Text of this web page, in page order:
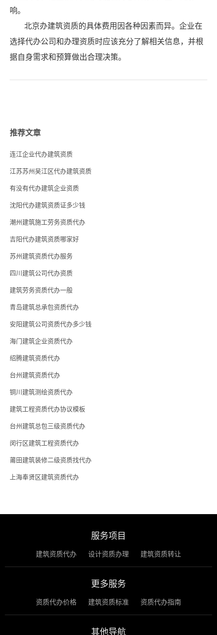
响。
北京办建筑资质的具体费用因各种因素而异。企业在
选择代办公司和办理资质时应该充分了解相关信息，并根
据自身需求和预算做出合理决策。
推荐文章
连江企业代办建筑资质
江苏苏州吴江区代办建筑资质
有没有代办建筑企业资质
沈阳代办建筑资质证多少钱
潮州建筑施工劳务资质代办
吉阳代办建筑资质哪家好
苏州建筑资质代办服务
四川建筑公司代办资质
建筑劳务资质代办一般
青岛建筑总承包资质代办
安阳建筑公司资质代办多少钱
海门建筑企业资质代办
绍腾建筑资质代办
台州建筑资质代办
铜川建筑测绘资质代办
建筑工程资质代办协议模板
台州建筑总包三级资质代办
闵行区建筑工程资质代办
莆田建筑装修二级资质找代办
上海奉贤区建筑资质代办
服务项目
建筑资质代办 设计资质办理 建筑资质转让
更多服务
资质代办价格 建筑资质标准 资质代办指南
其他导航